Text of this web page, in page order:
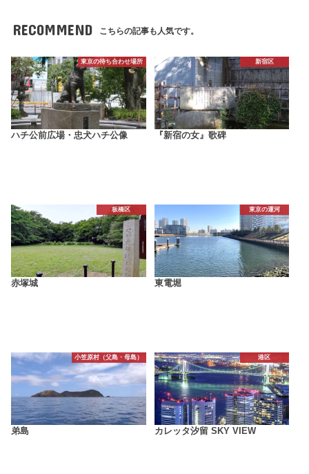
RECOMMEND こちらの記事も人気です。
東京の待ち合わせ場所
ハチ公前広場・忠犬ハチ公像
新宿区
『新宿の女』歌碑
板橋区
赤塚城
東京の運河
東電堀
小笠原村（父島・母島）
弟島
港区
カレッタ汐留 SKY VIEW